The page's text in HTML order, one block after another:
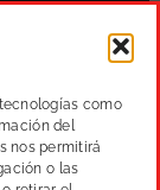
como
del
nos permitirá
o las